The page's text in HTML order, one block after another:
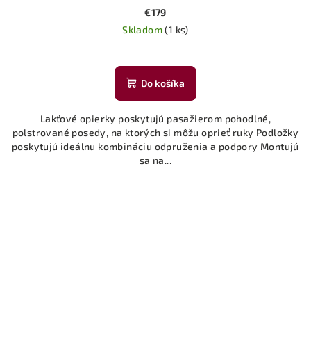
€179
Skladom(1 ks)
Do košíka
Lakťové opierky poskytujú pasažierom pohodlné,
polstrované posedy, na ktorých si môžu oprieť ruky Podložky
poskytujú ideálnu kombináciu odpruženia a podpory Montujú
sa na...